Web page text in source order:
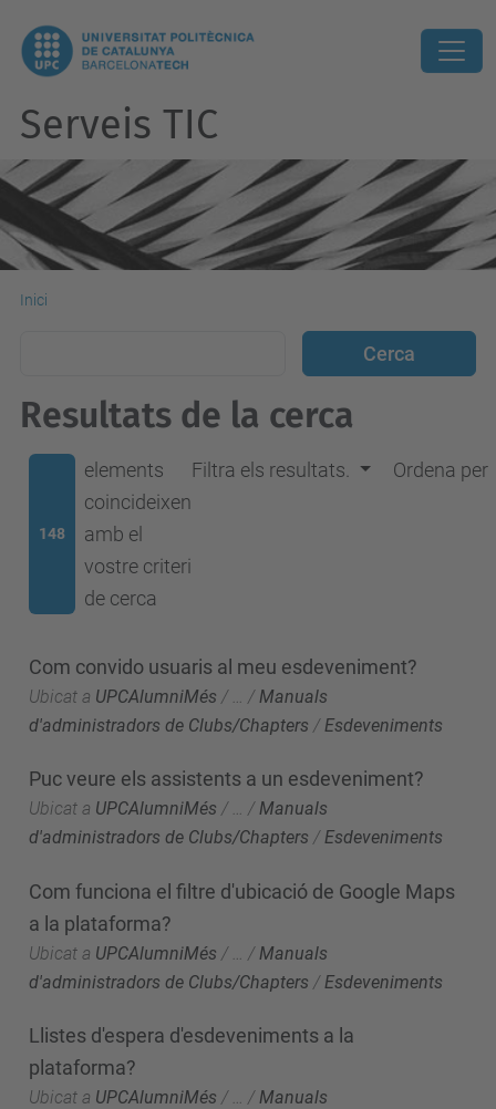
Serveis TIC
Inici
Resultats de la cerca
148
elements
coincideixen
amb el
vostre criteri
de cerca
Filtra els resultats. Ordena per
Com convido usuaris al meu esdeveniment?
Ubicat a UPCAlumniMés / / Manuals
d'administradors de Clubs/Chapters / Esdeveniments
Puc veure els assistents a un esdeveniment?
Ubicat a UPCAlumniMés / … /Manuals
d'administradors de Clubs/Chapters /Esdeveniments
Com funciona el filtre d'ubicació de Google Maps
a la plataforma?
Ubicat a UPCAlumniMés / / Manuals
d'administradors de Clubs/Chapters / Esdeveniments
Llistes d'espera d'esdeveniments a la
plataforma?
Ubicat a UPCAlumniMés / … /Manuals